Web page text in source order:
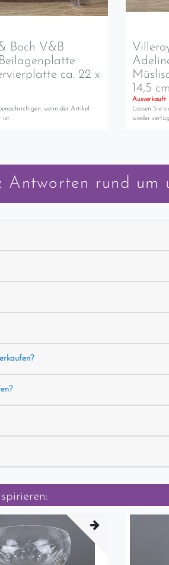
Boch V&B
ca. 22 x
wenn der Artikel
ist.
14,5
Ausverkauft
Lassen Sie
wieder
Antworten rund um